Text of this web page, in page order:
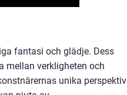
fantasi och glädje. Dess
mellan verkligheten och
unika perspektiv